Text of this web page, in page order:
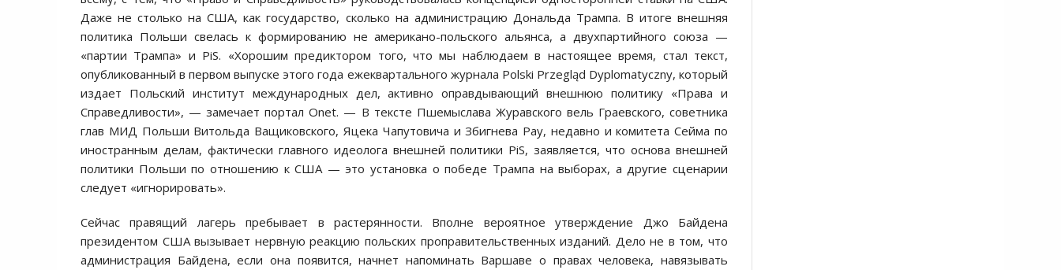
Даже не столько на США, как государство, сколько на администрацию Дональда Трампа. В итоге внешняя
политика Польши свелась к формированию не американо-польского альянса, а двухпартийного союза —
«партии Трампа» и PiS. «Хорошим предиктором того, что мы наблюдаем в настоящее время, стал текст,
опубликованный в первом выпуске этого года ежеквартального журнала Polski Przegląd Dyplomatyczny, который
издает Польский институт международных дел, активно оправдывающий внешнюю политику «Права и
Справедливости», — замечает портал Onet. — В тексте Пшемыслава Журавского вель Граевского, советника
глав МИД Польши Витольда Ващиковского, Яцека Чапутовича и Збигнева Рау, недавно и комитета Сейма по
иностранным делам, фактически главного идеолога внешней политики PiS, заявляется, что основа внешней
политики Польши по отношению к США — это установка о победе Трампа на выборах, а другие сценарии
следует «игнорировать».
Сейчас правящий лагерь пребывает в растерянности. Вполне вероятное утверждение Джо Байдена
президентом США вызывает нервную реакцию польских проправительственных изданий. Дело не в том, что
администрация Байдена, если она появится, начнет напоминать Варшаве о правах человека, навязывать